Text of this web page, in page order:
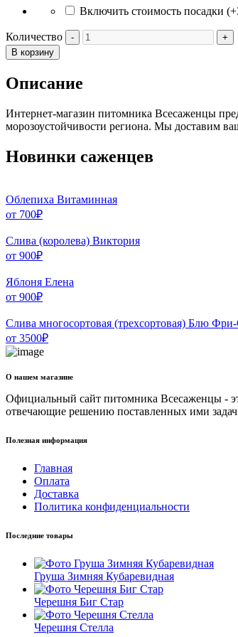
Включить стоимость посадки
Количество
В корзину
Описание
Интернет-магазин питомника Всесаженцы
морозоустойчивости региона. Мы доставим
Новинки саженцев
Облепиха Витаминная
от 700₽
Слива (королева) Виктория
от 900₽
Яблоня Елена
от 900₽
Слива многосортовая (трехсортовая) Блю
от 3500₽
О нашем магазине
Официальный сайт питомника Всесаженцы -
отвечающие решению поставленных ими
Полезная информация
Главная
Оплата
Доставка
Политика конфиденциальности
Последние товары
Груша Зимняя Кубаревидная
Черешня Биг Стар
Черешня Стелла